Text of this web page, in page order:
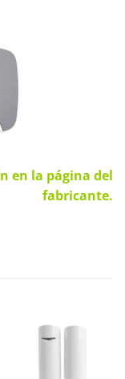
en la página del
fabricante.